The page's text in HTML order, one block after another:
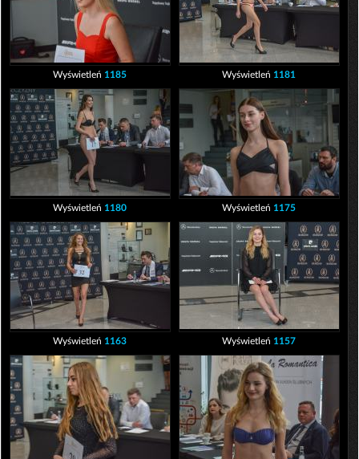
Wyświetleń 1185 Wyświetleń 1181
Wyświetleń 1180 Wyświetleń 1175
Wyświetleń 1163 Wyświetleń 1157